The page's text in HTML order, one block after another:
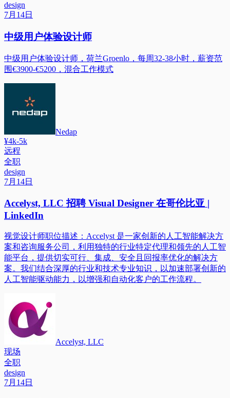
design
7月14日
中级用户体验设计师
中级用户体验设计师，荷兰Groenlo，每周32-38小时，薪资范
围€3900-€5200，混合工作模式
Nedap
¥4k-5k
远程
全职
design
7月14日
Accelyst, LLC 招聘 Visual Designer 在哥伦比亚 |
LinkedIn
视觉设计师职位描述：Accelyst 是一家创新的人工智能解决方
案和咨询服务公司，利用独特的行业特定代理和领先的人工智
能平台，提供切实可行、集成、安全且回报率优化的解决方
案。我们结合深厚的行业和技术专业知识，以加速部署创新的
人工智能驱动能力，以增强和自动化客户的工作流程。
Accelyst, LLC
现场
全职
design
7月14日